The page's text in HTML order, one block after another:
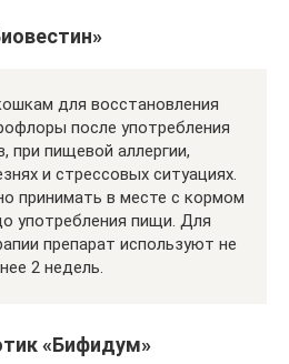
для восстановления
после употребления
при пищевой аллергии,
и стрессовых ситуациях.
принимать в месте с кормом
употребления пищи. Для
препарат используют не
2 недель.
«Бифидум»